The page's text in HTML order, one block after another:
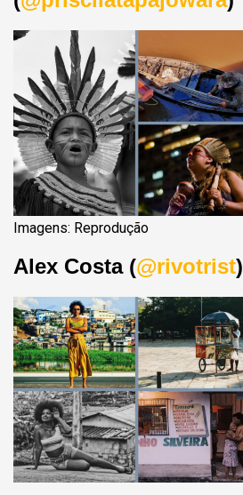
Imagens: Reprodução
Alex Costa (@rivotrist)